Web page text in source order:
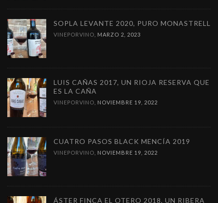
SOPLA LEVANTE 2020, PURO MONASTRELL
VINEPORVINO MARZO 2, 2023
LUIS CAÑAS 2017, UN RIOJA RESERVA QUE
ES LA CAÑA
VINEPORVINO NOVIEMBRE 19, 2022
CUATRO PASOS BLACK MENCÍA 2019
VINEPORVINO NOVIEMBRE 19, 2022
ÁSTER FINCA EL OTERO 2018, UN RIBERA